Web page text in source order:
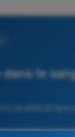
le
de pilote de ligne